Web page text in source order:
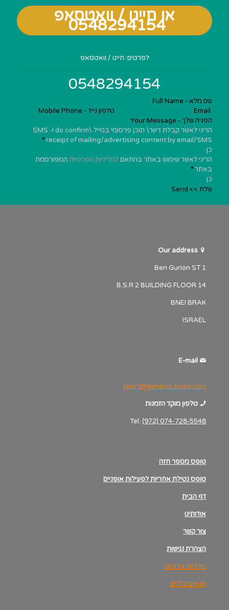
או חייגו / וואטסאפ
0548294154
לפרטים: חייגו / וואטסאפ
0548294154
הריני לאשר קבלת דיוור\ תוכן פרסומי במייל \SMS -I do confirm
receipt of mailing/advertising content by email/SMS
*
כן
הריני לאשר שימוש באתר בהתאםלמדיניות הפרטיות המפורסמת
באתר*
כן
שלח >> Send
1 Ben Gurion ST
B.S.R 2 BUILDING FLOOR 14
BNEI BRAK
ISRAEL
sport@genesis-tours.com
טלפון מוקד הזמנות
Tel: (972) 074-728-5548
טופס מספר חזה
טופס נטילת אחריות לפעילות אופניים
דף הבית
אודותינו
צור קשר
הצהרת נגישות
מדיניות פרטיות
תנאים כללים